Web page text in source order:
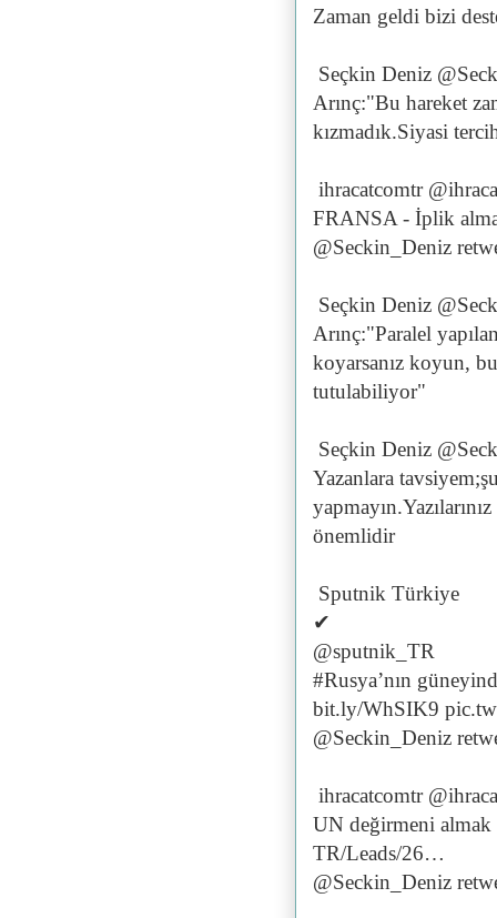
Zaman geldi bizi
Seçkin Deniz
Arınç:"Bu hareket
kızmadık.Siyasi
ihracatcomtr
FRANSA - İplik
@Seckin_Deniz
Seçkin Deniz
Arınç:"Paralel
koyarsanız koyun,
tutulabiliyor"
Seçkin Deniz
Yazanlara
önemlidir
Sputnik Türkiye
✔
@sputnik_TR
#Rusya’nın
bit.ly/WhSIK9
@Seckin_Deniz
ihracatcomtr
UN değirmeni
TR/Leads/26…
@Seckin_Deniz